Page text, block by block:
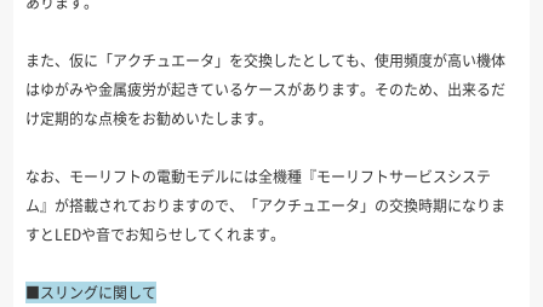
また、仮に「アクチュエータ」を交換したとしても、使用頻度が高い機体
はゆがみや金属疲労が起きているケースがあります。そのため、出来るだ
け定期的な点検をお勧めいたします。
なお、モーリフトの電動モデルには全機種『モーリフトサービスシステ
ム』が搭載されておりますので、「アクチュエータ」の交換時期になりま
すとLEDや音でお知らせしてくれます。
■スリングに関して